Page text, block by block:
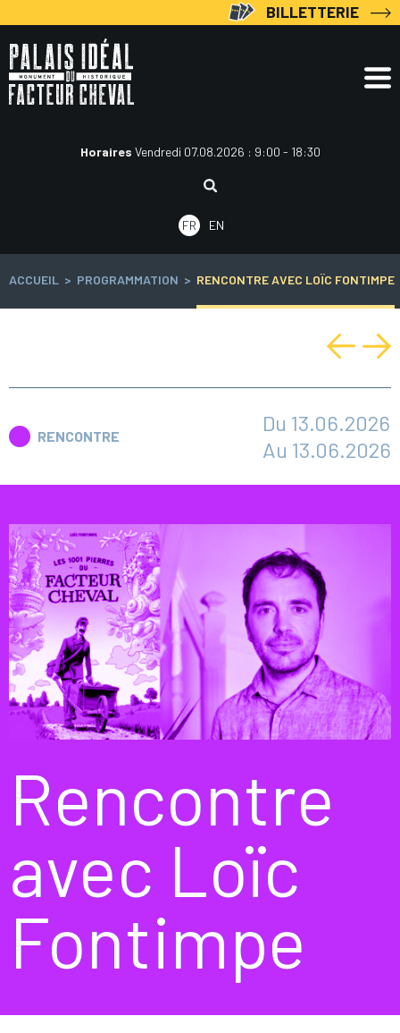
au
contenu
BILLETTERIE
Horaires Vendredi 07.08.2026 : 9:00 - 18:30
Rechercher
FR
EN
ACCUEIL > PROGRAMMATION > RENCONTRE AVEC LOÏC FONTIMPE
RENCONTRE
Du 13.06.2026
Au 13.06.2026
Rencontre
avec Loïc
Fontimpe